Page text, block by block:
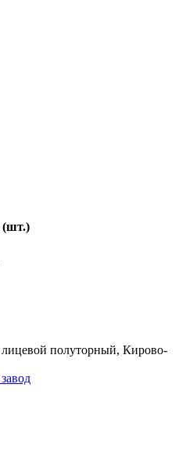
(шт.)
полуторный, Кирово-